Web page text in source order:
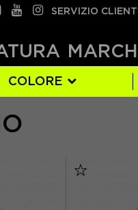
SERVIZIO
COLORE